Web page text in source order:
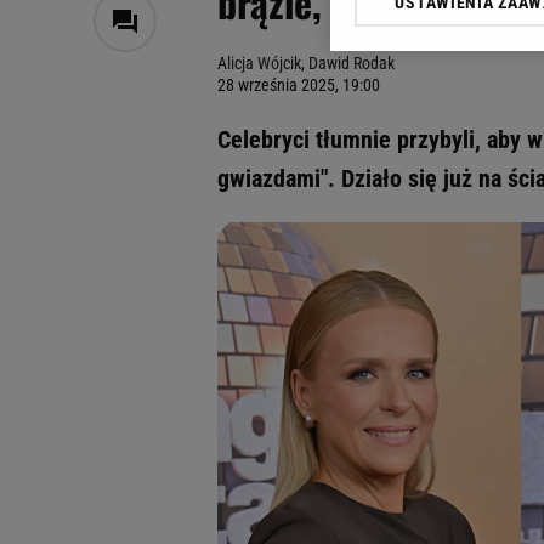
Alicja Wójcik, Dawid Rodak
28 września 2025, 19:00
Celebryci tłumnie przybyli, aby
gwiazdami". Działo się już na
Klikając „Akceptuję”
dotyczące plików
odnośnik „Ustawienia
My, nasi Zaufani
Użycie dokładnych
Przechowywanie
badnie odbiorców i